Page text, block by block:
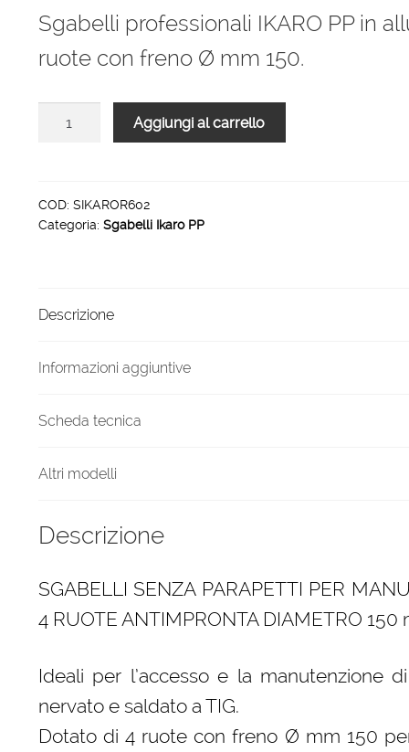
originale
attuale
790,00 €.
Sgabelli professionali IKARO PP in
ruote con freno Ø mm 150.
2
gradini
40
quantità
Aggiungi al carrello
COD: SIKAROR602
Categoria: Sgabelli Ikaro PP
Descrizione
Informazioni aggiuntive
Scheda tecnica
Altri modelli
Descrizione
SGABELLI SENZA PARAPETTI PER
4 RUOTE ANTIMPRONTA DIAMETRO 150
Ideali per l’accesso e la manutenzione
nervato e saldato a TIG.
Dotato di 4 ruote con freno Ø mm 150